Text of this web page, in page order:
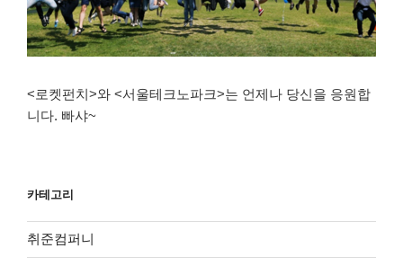
<로켓펀치>와 <서울테크노파크>는 언제나 당신을 응원합
니다. 빠샤~
카테고리
취준컴퍼니